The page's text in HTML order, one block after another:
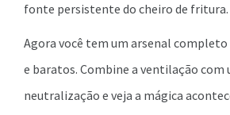
fonte persistente do cheiro de fritura.
Agora você tem um arsenal completo
e baratos. Combine a ventilação com
neutralização e veja a mágica